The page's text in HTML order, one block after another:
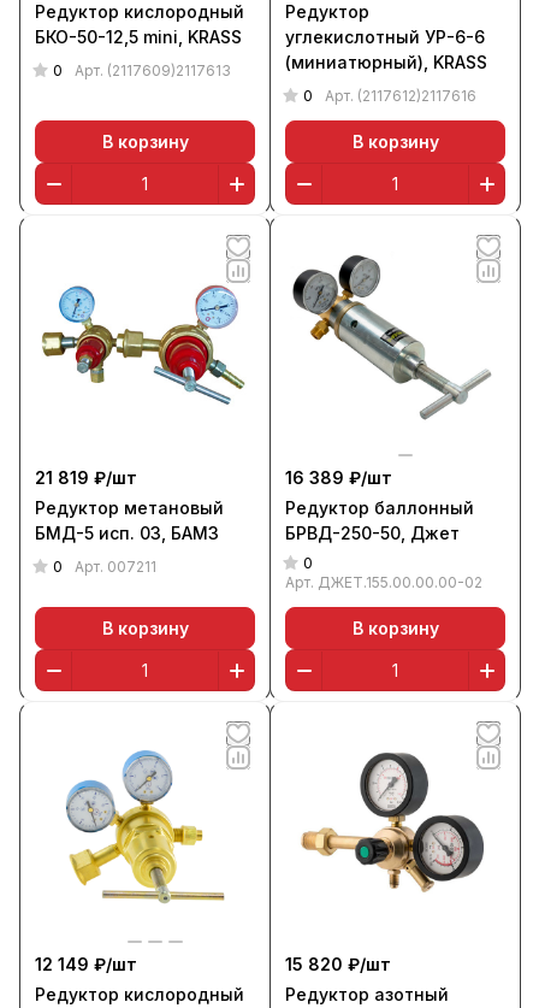
Редуктор кислородный
БКО-50-12,5 mini, KRASS
0 Арт. (2117609)2117613
В корзину
Редуктор
углекислотный УР-6-6
(миниатюрный), KRASS
0 Арт. (2117612)2117616
В корзину
21 819 ₽/шт
Редуктор метановый
БМД-5 исп. 03, БАМЗ
0 Арт. 007211
В корзину
16 389 ₽/шт
Редуктор баллонный
БРВД-250-50, Джет
0
Арт. ДЖЕТ.155.00.00.00-02
В корзину
12 149 ₽/шт
Редуктор кислородный
15 820 ₽/шт
Редуктор азотный